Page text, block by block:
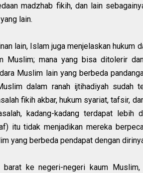
madzhab fikih, dan lain
lain.
lain, Islam juga menjelaskan hukum
Muslim; mana yang bisa ditolerir
Muslim lain yang berbeda
dalam ranah ijtihadiyah sudah
fikih akbar, hukum syariat, tafsir,
kadang-kadang terdapat lebih
itu tidak menjadikan mereka
yang berbeda pendapat dengan
barat ke negeri-negeri kaum